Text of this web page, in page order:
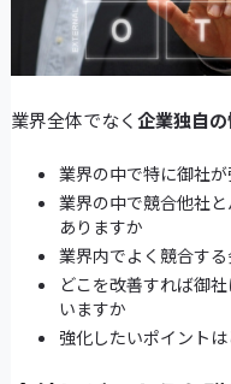
業界全体でなく企業独自
業界の中で特に御社
業界の中で競合他社
ありますか
業界内でよく競合す
どこを改善すれば御
いますか
強化したいポイント